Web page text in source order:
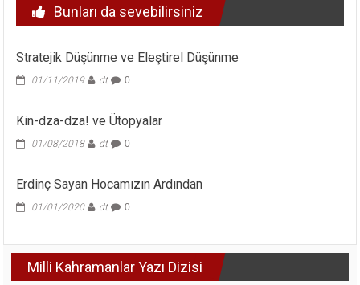
Bunları da sevebilirsiniz
Stratejik Düşünme ve Eleştirel Düşünme
01/11/2019 dt 0
Kin-dza-dza! ve Ütopyalar
01/08/2018 dt 0
Erdinç Sayan Hocamızın Ardından
01/01/2020 dt 0
Milli Kahramanlar Yazı Dizisi